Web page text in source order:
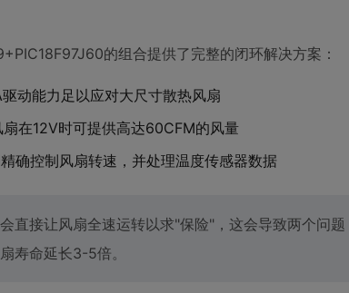
的组合提供了完整的闭环解决方案：
动能力足以应对大尺寸散热风扇
在12V时可提供高达60CFM的风量
确控制风扇转速，并处理温度传感器数据
直接让风扇全速运转以求"保险"，这会导致两个问
寿命延长3-5倍。